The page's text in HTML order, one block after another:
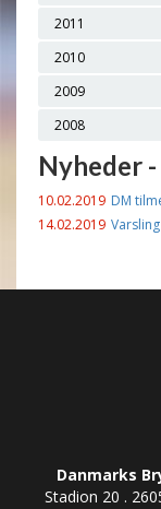
2011
2010
2009
2008
Nyheder
10.02.2019 DM
14.02.2019
Danmarks
Stadion 20 .